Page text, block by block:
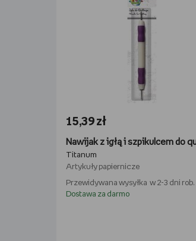
15,39 zł
Titanum
Artykuły papiernicze
Przewidywana wysyłka w 2-3 dni rob.
Dostawa za darmo